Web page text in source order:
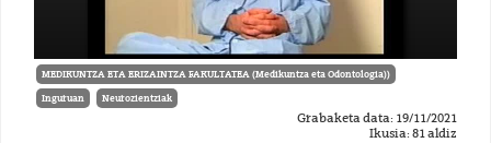
MEDIKUNTZA ETA ERIZAINTZA FAKULTATEA (Medikuntza eta Odontologia))
Inguruan Neurozientziak
Grabaketa data: 19/11/2021
Ikusia: 81 aldiz